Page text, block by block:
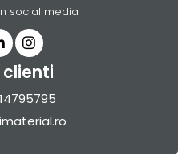
social media